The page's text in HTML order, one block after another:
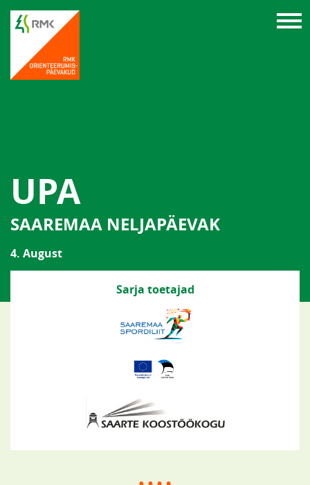
UPA
SAAREMAA NELJAPÄEVAK
4. August
Sarja toetajad